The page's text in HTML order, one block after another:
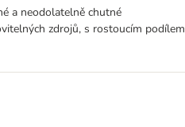
a neodolatelně chutné
zdrojů, s rostoucím podílem